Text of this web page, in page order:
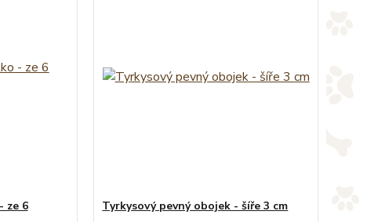
ze 6
Tyrkysový pevný obojek - šíře 3 cm